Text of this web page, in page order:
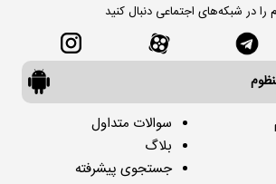
را در شبکه‌های اجتماعی دنبال کنید
سوالات متداول
بلاگ
جستجوی پیشرفته